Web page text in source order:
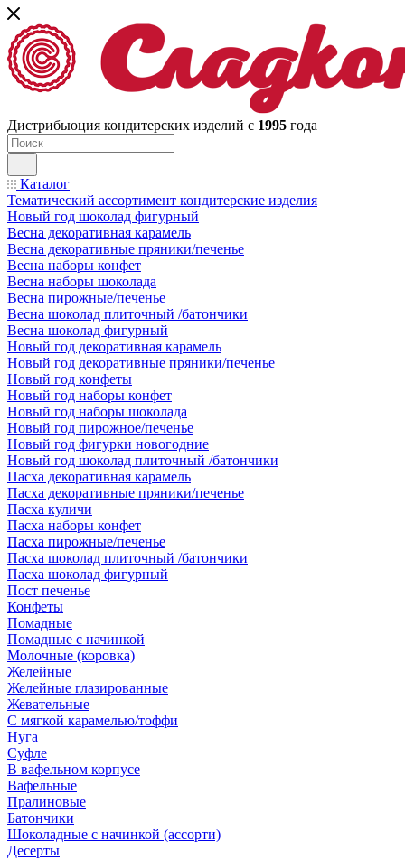
Дистрибьюция кондитерских изделий с 1995 года
Каталог
Тематический ассортимент кондитерские изделия
Новый год шоколад фигурный
Весна декоративная карамель
Весна декоративные пряники/печенье
Весна наборы конфет
Весна наборы шоколада
Весна пирожные/печенье
Весна шоколад плиточный /батончики
Весна шоколад фигурный
Новый год декоративная карамель
Новый год декоративные пряники/печенье
Новый год конфеты
Новый год наборы конфет
Новый год наборы шоколада
Новый год пирожное/печенье
Новый год фигурки новогодние
Новый год шоколад плиточный /батончики
Пасха декоративная карамель
Пасха декоративные пряники/печенье
Пасха куличи
Пасха наборы конфет
Пасха пирожные/печенье
Пасха шоколад плиточный /батончики
Пасха шоколад фигурный
Пост печенье
Конфеты
Помадные
Помадные с начинкой
Молочные (коровка)
Желейные
Желейные глазированные
Жевательные
С мягкой карамелью/тоффи
Нуга
Суфле
В вафельном корпусе
Вафельные
Пралиновые
Батончики
Шоколадные с начинкой (ассорти)
Десерты